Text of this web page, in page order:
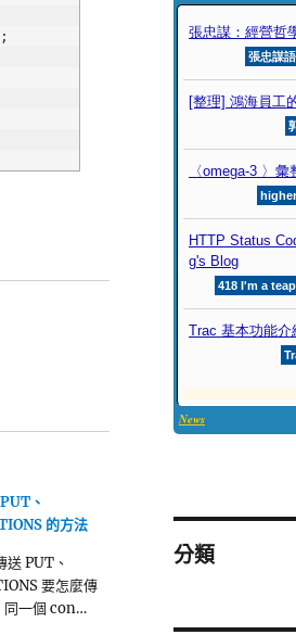
、
的方法
送 PUT、
要怎麼傳
同一個 con…
分類